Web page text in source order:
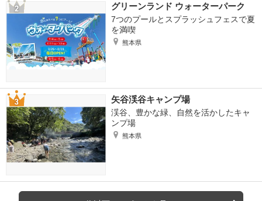
グリーンランド ウォーターパーク
7つのプールとスプラッシュフェスで夏
を満喫
熊本県
矢谷渓谷キャンプ場
渓谷、豊かな緑、自然を活かしたキャ
ンプ場
熊本県